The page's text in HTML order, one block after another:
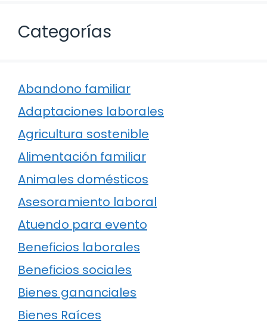
Categorías
Abandono familiar
Adaptaciones laborales
Agricultura sostenible
Alimentación familiar
Animales domésticos
Asesoramiento laboral
Atuendo para evento
Beneficios laborales
Beneficios sociales
Bienes gananciales
Bienes Raíces